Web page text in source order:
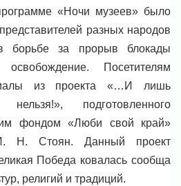
«Ночи музеев» было
разных народов
борьбе за прорыв блокады
Посетителям
из проекта «…И лишь
подготовленного
фондом «Люби свой край»
Н. Стоян. Данный проект
Победа ковалась сообща
религий и традиций.